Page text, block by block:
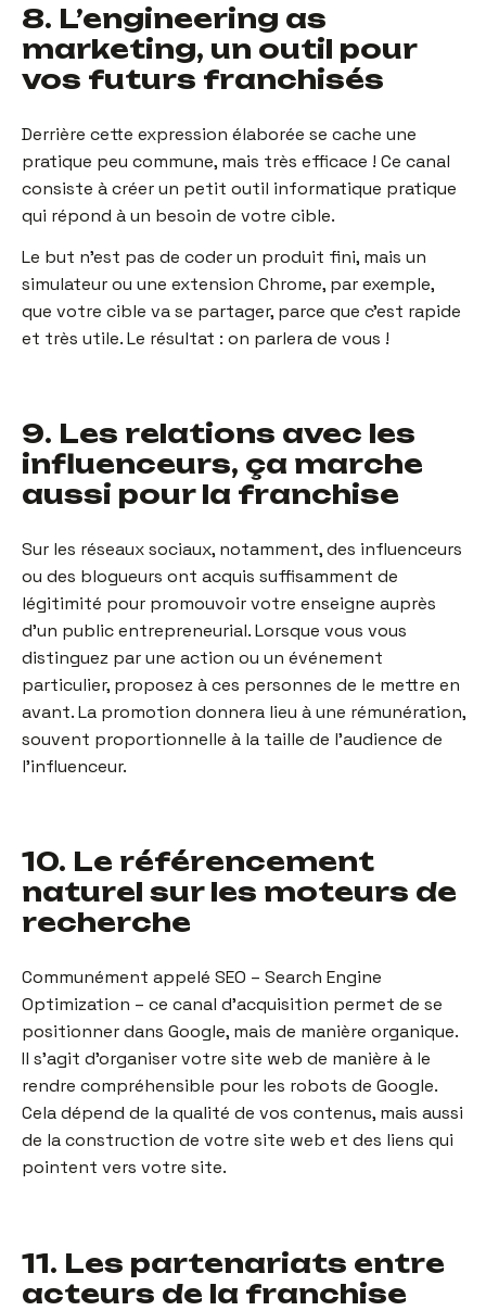
8. L’engineering as
marketing, un outil pour
vos futurs franchisés
Derrière cette expression élaborée se cache une
pratique peu commune, mais très efficace ! Ce canal
consiste à créer un petit outil informatique pratique
qui répond à un besoin de votre cible.
Le but n’est pas de coder un produit fini, mais un
simulateur ou une extension Chrome, par exemple,
que votre cible va se partager, parce que c’est rapide
et très utile. Le résultat : on parlera de vous !
9. Les relations avec les
influenceurs, ça marche
aussi pour la franchise
Sur les réseaux sociaux, notamment, des influenceurs
ou des blogueurs ont acquis suffisamment de
légitimité pour promouvoir votre enseigne auprès
d’un public entrepreneurial. Lorsque vous vous
distinguez par une action ou un événement
particulier, proposez à ces personnes de le mettre en
avant. La promotion donnera lieu à une rémunération,
souvent proportionnelle à la taille de l’audience de
l’influenceur.
10. Le référencement
naturel sur les moteurs de
recherche
Communément appelé SEO – Search Engine
Optimization – ce canal d’acquisition permet de se
positionner dans Google, mais de manière organique.
Il s’agit d’organiser votre site web de manière à le
rendre compréhensible pour les robots de Google.
Cela dépend de la qualité de vos contenus, mais aussi
de la construction de votre site web et des liens qui
pointent vers votre site.
11. Les partenariats entre
acteurs de la franchise